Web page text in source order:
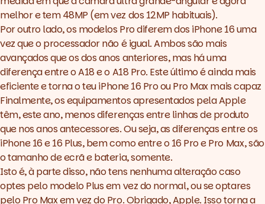
Pro Max
melhor e tem 48MP (em vez dos 12MP habituais).
Por outro lado, os modelos Pro diferem dos iPhone 16 uma
vez que o processador não é igual. Ambos são mais
avançados que os dos anos anteriores, mas há uma
diferença entre o A18 e o A18 Pro. Este último é ainda mais
eficiente e torna o teu iPhone 16 Pro ou Pro Max mais capaz
Finalmente, os equipamentos apresentados pela Apple
têm, este ano, menos diferenças entre linhas de produto
que nos anos antecessores. Ou seja, as diferenças entre os
iPhone 16 e 16 Plus, bem como entre o 16 Pro e Pro Max, são
o tamanho de ecrã e bateria, somente.
Isto é, à parte disso, não tens nenhuma alteração caso
optes pelo modelo Plus em vez do normal, ou se optares
pelo Pro Max em vez do Pro. Obrigado, Apple. Isso torna a